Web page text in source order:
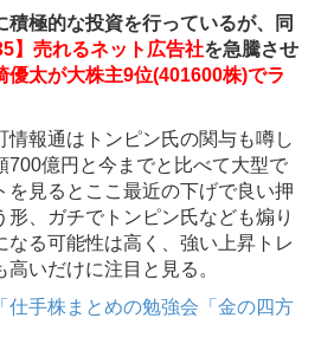
積極的な投資を行っているが、同
】売れるネット広告社を急騰させ
優太が大株主9位(401600株)でラ
情報通はトンピン氏の関与も噂し
700億円と今までと比べて大型で
を見るとここ最近の下げで良い押
形、ガチでトンピン氏なども煽り
なる可能性は高く、強い上昇トレ
いだけに注目と見る。
仕手株まとめの勉強会「金の四方